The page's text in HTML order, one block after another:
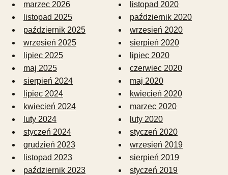
marzec 2026
listopad 2025
październik 2025
wrzesień 2025
lipiec 2025
maj 2025
sierpień 2024
lipiec 2024
kwiecień 2024
luty 2024
styczeń 2024
grudzień 2023
listopad 2023
październik 2023
listopad 2020
październik 2020
wrzesień 2020
sierpień 2020
lipiec 2020
czerwiec 2020
maj 2020
kwiecień 2020
marzec 2020
luty 2020
styczeń 2020
wrzesień 2019
sierpień 2019
styczeń 2019